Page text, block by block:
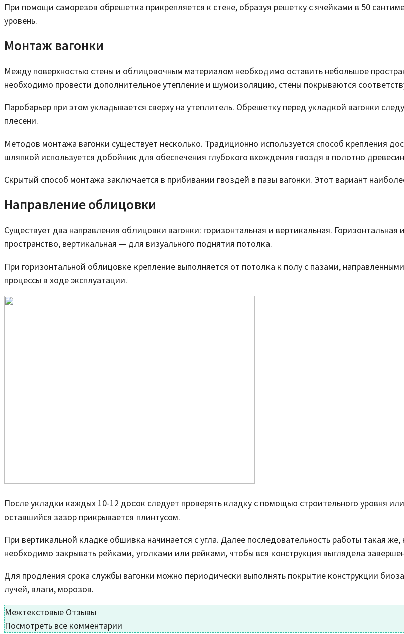
При помощи саморезов обрешетка прикрепляется к стене, образуя решетку с ячейками в 50
уровень.
Монтаж вагонки
Между поверхностью стены и облицовочным материалом необходимо оставить небольшое
необходимо провести дополнительное утепление и шумоизоляцию, стены покрываются
Паробарьер при этом укладывается сверху на утеплитель. Обрешетку перед укладкой вагонки
плесени.
Методов монтажа вагонки существует несколько. Традиционно используется способ крепления
шляпкой используется добойник для обеспечения глубокого вхождения гвоздя в полотно
Скрытый способ монтажа заключается в прибивании гвоздей в пазы вагонки. Этот вариант
Направление облицовки
Существует два направления облицовки вагонки: горизонтальная и вертикальная.
пространство, вертикальная — для визуального поднятия потолка.
При горизонтальной облицовке крепление выполняется от потолка к полу с пазами,
процессы в ходе эксплуатации.
После укладки каждых 10-12 досок следует проверять кладку с помощью строительного уровня
оставшийся зазор прикрывается плинтусом.
При вертикальной кладке обшивка начинается с угла. Далее последовательность работы такая
необходимо закрывать рейками, уголками или рейками, чтобы вся конструкция выглядела
Для продления срока службы вагонки можно периодически выполнять покрытие конструкции
лучей, влаги, морозов.
Межтекстовые Отзывы
Посмотреть все комментарии